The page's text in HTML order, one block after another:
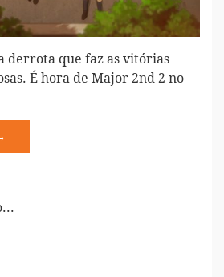
derrota que faz as vitórias
É hora de Major 2nd 2 no